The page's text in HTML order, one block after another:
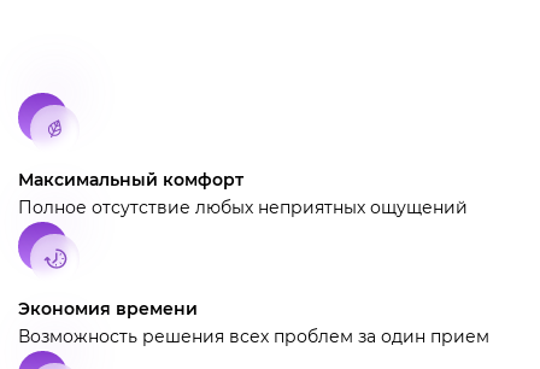
Максимальный комфорт
Полное отсутствие любых неприятных ощущений
Экономия времени
Возможность решения всех проблем за один прием